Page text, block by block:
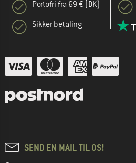
Portofri fra 69 € (DK)
Sikker betaling
SEND EN MAIL TIL OS!